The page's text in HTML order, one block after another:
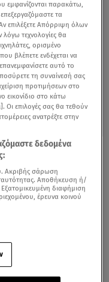
ο βουλευτής
τη ΝΔ
εμφανίζονται παρακάτω,
τα
επιλέξετε Απόρριψη όλων
τεχνολογίες θα
ορισμένο
βλέπετε ενδέχεται να
αυτό το
τη συναίνεσή σας
προτιμήσεων στο
εικονίδιο στο κάτω
Οι επιλογές σας θα τεθούν
ανατρέξτε στην
δεδομένα
Ακριβής σάρωση
Αποθήκευση ή/
διαφήμιση
έρευνα κοινού